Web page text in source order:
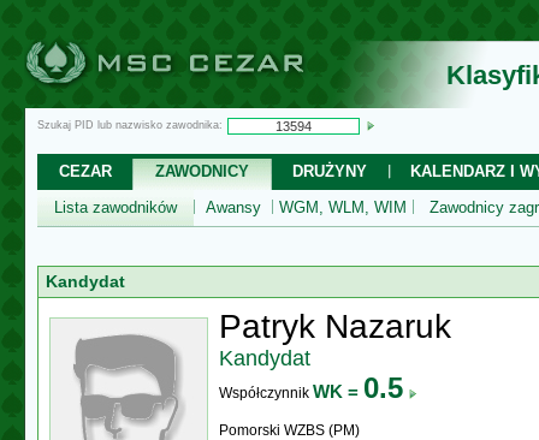
Szukaj PID lub nazwisko zawodnika:
CEZAR ZAWODNICY DRUŻYNY
KALENDARZ I
Lista zawodników
Awansy WGM, WLM, WIM Zawodnicy
Kandydat
Patryk Nazaruk
Kandydat
Współczynnik WK = 0.5
Pomorski WZBS (PM)